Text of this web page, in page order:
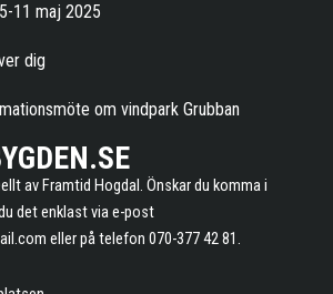
11 maj 2025
dig
om vindpark Grubban
av Framtid Hogdal. Önskar du komma i
det enklast via e-post
eller på telefon 070-377 42 81.